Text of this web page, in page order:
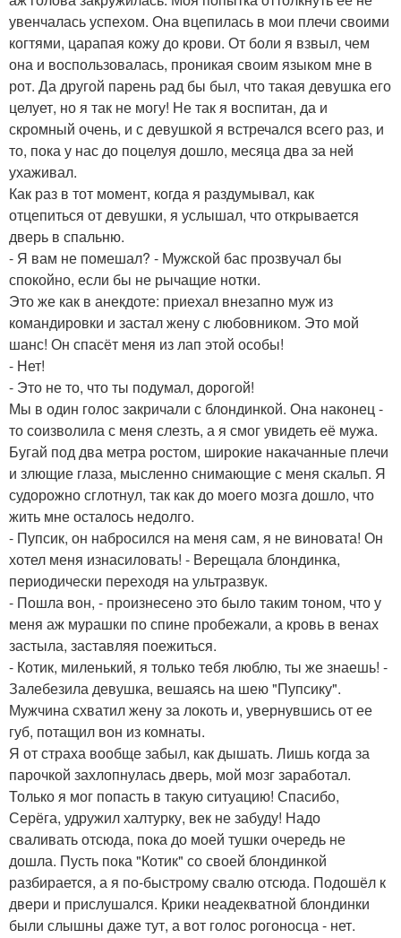
увенчалась успехом. Она вцепилась в мои плечи своими
когтями, царапая кожу до крови. От боли я взвыл, чем
она и воспользовалась, проникая своим языком мне в
рот. Да другой парень рад бы был, что такая девушка его
целует, но я так не могу! Не так я воспитан, да и
скромный очень, и с девушкой я встречался всего раз, и
то, пока у нас до поцелуя дошло, месяца два за ней
ухаживал.
Как раз в тот момент, когда я раздумывал, как
отцепиться от девушки, я услышал, что открывается
дверь в спальню.
- Я вам не помешал? - Мужской бас прозвучал бы
спокойно, если бы не рычащие нотки.
Это же как в анекдоте: приехал внезапно муж из
командировки и застал жену с любовником. Это мой
шанс! Он спасёт меня из лап этой особы!
- Нет!
- Это не то, что ты подумал, дорогой!
Мы в один голос закричали с блондинкой. Она наконец -
то соизволила с меня слезть, а я смог увидеть её мужа.
Бугай под два метра ростом, широкие накачанные плечи
и злющие глаза, мысленно снимающие с меня скальп. Я
судорожно сглотнул, так как до моего мозга дошло, что
жить мне осталось недолго.
- Пупсик, он набросился на меня сам, я не виновата! Он
хотел меня изнасиловать! - Верещала блондинка,
периодически переходя на ультразвук.
- Пошла вон, - произнесено это было таким тоном, что у
меня аж мурашки по спине пробежали, а кровь в венах
застыла, заставляя поежиться.
- Котик, миленький, я только тебя люблю, ты же знаешь! -
Залебезила девушка, вешаясь на шею "Пупсику".
Мужчина схватил жену за локоть и, увернувшись от ее
губ, потащил вон из комнаты.
Я от страха вообще забыл, как дышать. Лишь когда за
парочкой захлопнулась дверь, мой мозг заработал.
Только я мог попасть в такую ситуацию! Спасибо,
Серёга, удружил халтурку, век не забуду! Надо
сваливать отсюда, пока до моей тушки очередь не
дошла. Пусть пока "Котик" со своей блондинкой
разбирается, а я по-быстрому свалю отсюда. Подошёл к
двери и прислушался. Крики неадекватной блондинки
были слышны даже тут, а вот голос рогоносца - нет.